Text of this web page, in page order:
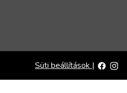
Süti beállítások |